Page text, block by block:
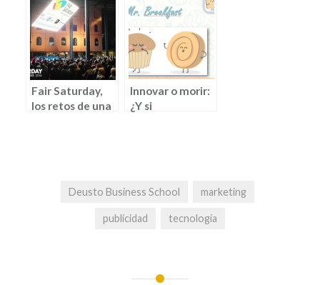
snapchat para
publicitarse?
diferencias
culturales
Fair Saturday,
los retos de una
Innovar o morir:
¿Y si
Deusto Business School marketing
publicidad tecnología